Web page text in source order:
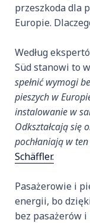
przeszkoda dla
Europie.
Według
Süd stanowi to
spełnić wymogi
pieszych w
instalowanie w
Odkształcają się
pochłaniają w
Schäffler.
Pasażerowie i
energii, bo
bez pasażerów